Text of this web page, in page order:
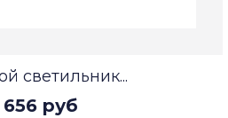
светильник...
656 руб